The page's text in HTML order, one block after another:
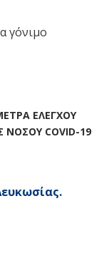
γόνιμο
ΕΛΕΓΧΟΥ
COVID-19